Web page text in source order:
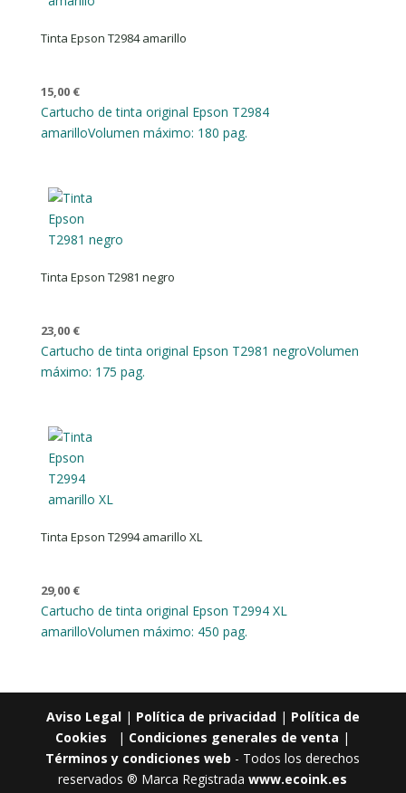
Tinta Epson T2984 amarillo
15,00 €
Cartucho de tinta original Epson T2984
amarilloVolumen máximo: 180 pag.
Tinta Epson T2981 negro
23,00 €
Cartucho de tinta original Epson T2981 negroVolumen
máximo: 175 pag.
Tinta Epson T2994 amarillo XL
29,00 €
Cartucho de tinta original Epson T2994 XL
amarilloVolumen máximo: 450 pag.
Aviso Legal| Política de privacidad| Política de
Cookies | Condiciones generales de venta |
Términos y condiciones web - Todos los derechos
reservados ® Marca Registradawww.ecoink.es